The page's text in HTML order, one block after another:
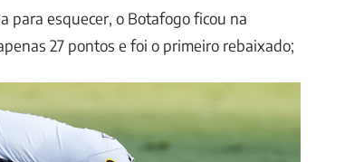
para esquecer, o Botafogo ficou na
27 pontos e foi o primeiro rebaixado;